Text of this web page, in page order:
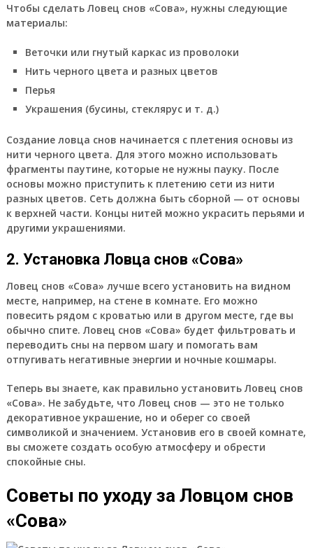
Чтобы сделать Ловец снов «Сова», нужны следующие
материалы:
Веточки или гнутый каркас из проволоки
Нить черного цвета и разных цветов
Перья
Украшения (бусины, стеклярус и т. д.)
Создание ловца снов начинается с плетения основы из
нити черного цвета. Для этого можно использовать
фрагменты паутине, которые не нужны пауку. После
основы можно приступить к плетению сети из нити
разных цветов. Сеть должна быть сборной — от основы
к верхней части. Концы нитей можно украсить перьями и
другими украшениями.
2. Установка Ловца снов «Сова»
Ловец снов «Сова» лучше всего установить на видном
месте, например, на стене в комнате. Его можно
повесить рядом с кроватью или в другом месте, где вы
обычно спите. Ловец снов «Сова» будет фильтровать и
переводить сны на первом шагу и помогать вам
отпугивать негативные энергии и ночные кошмары.
Теперь вы знаете, как правильно установить Ловец снов
«Сова». Не забудьте, что Ловец снов — это не только
декоративное украшение, но и оберег со своей
символикой и значением. Установив его в своей комнате,
вы сможете создать особую атмосферу и обрести
спокойные сны.
Советы по уходу за Ловцом снов
«Сова»